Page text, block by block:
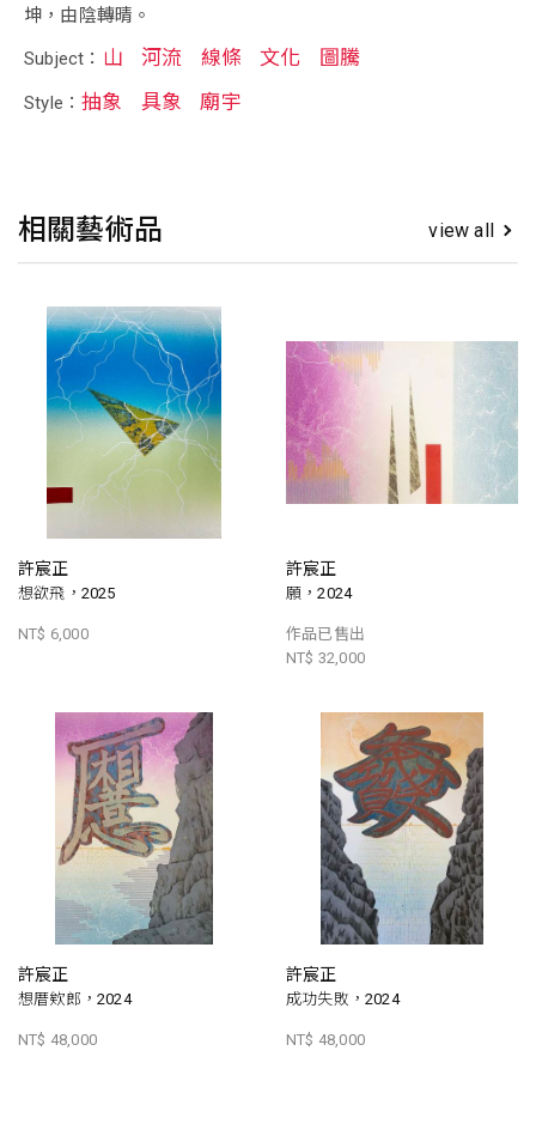
坤，由陰轉晴。
Subject： 山 河流 線條 文化 圖騰
Style：抽象 具象 廟宇
相關藝術品 view all
許宸正
想欲飛，2025
NT$ 6,000
許宸正
願，2024
作品已售出
NT$ 32,000
許宸正
想厝欸郎，2024
NT$ 48,000
許宸正
成功失敗，2024
NT$ 48,000